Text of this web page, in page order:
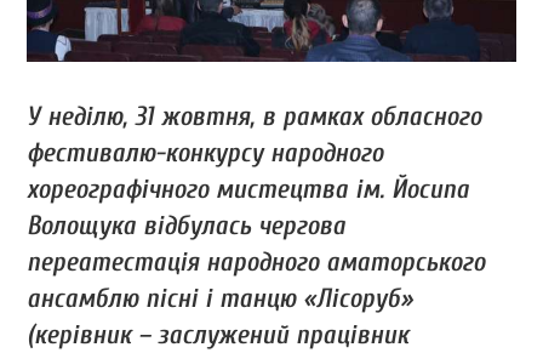
У неділю, 31 жовтня, в рамках обласного
фестивалю-конкурсу народного
хореографічного мистецтва ім. Йосипа
Волощука відбулась чергова
переатестація народного аматорського
ансамблю пісні і танцю «Лісоруб»
(керівник – заслужений працівник